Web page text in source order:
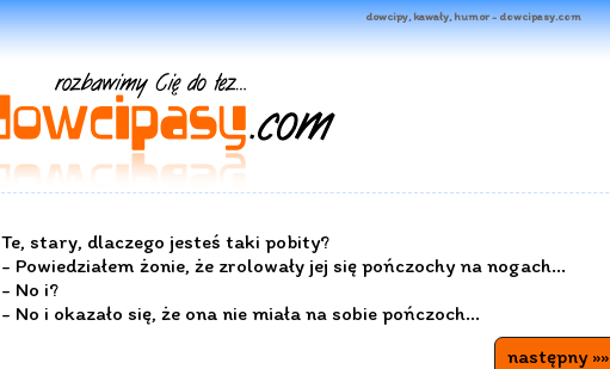
dowcipy, kawały, humor - dowcipasy.com
Te, stary, dlaczego jesteś taki pobity?
- Powiedziałem żonie, że zrolowały jej się pończochy na nogach...
- No i?
- No i okazało się, że ona nie miała na sobie pończoch...
następny »»